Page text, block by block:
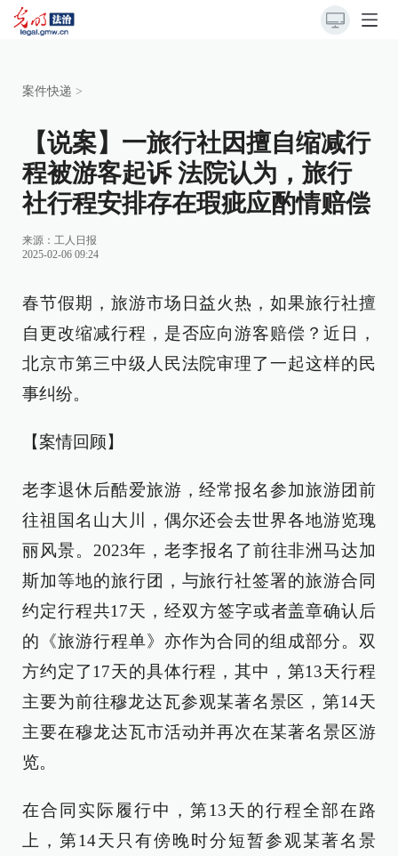
案件快递 >
【说案】一旅行社因擅自缩减行
程被游客起诉 法院认为，旅行
社行程安排存在瑕疵应酌情赔偿
来源： 工人日报
2025-02-06 09:24
春节假期，旅游市场日益火热，如果旅行社擅
自更改缩减行程，是否应向游客赔偿？近日，
北京市第三中级人民法院审理了一起这样的民
事纠纷。
【案情回顾】
老李退休后酷爱旅游，经常报名参加旅游团前
往祖国名山大川，偶尔还会去世界各地游览瑰
丽风景。2023年，老李报名了前往非洲马达加
斯加等地的旅行团，与旅行社签署的旅游合同
约定行程共17天，经双方签字或者盖章确认后
的《旅游行程单》亦作为合同的组成部分。双
方约定了17天的具体行程，其中，第13天行程
主要为前往穆龙达瓦参观某著名景区，第14天
主要在穆龙达瓦市活动并再次在某著名景区游
览。
在合同实际履行中，第13天的行程全部在路
上，第14天只有傍晚时分短暂参观某著名景